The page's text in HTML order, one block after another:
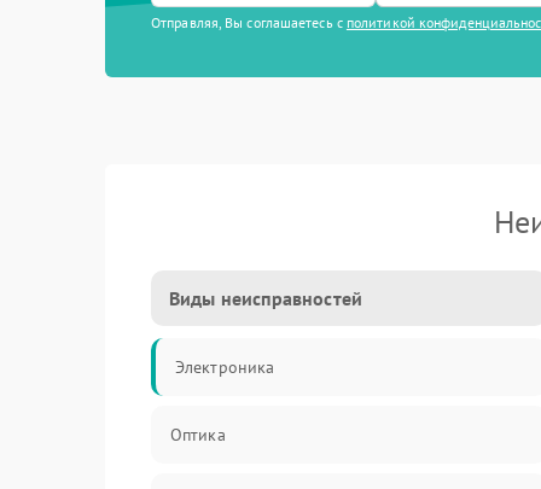
Отправляя, Вы соглашаетесь с политикой
Виды неисправностей
Электроника
Оптика